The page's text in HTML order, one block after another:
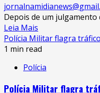
de
SC
constrói
bunker
autossuficiente
e
diz
conseguir
Depois de um
Leia Mais
more
about
é
Polícia Militar flagra
1 min read
Polícia
Polícia Militar flagra